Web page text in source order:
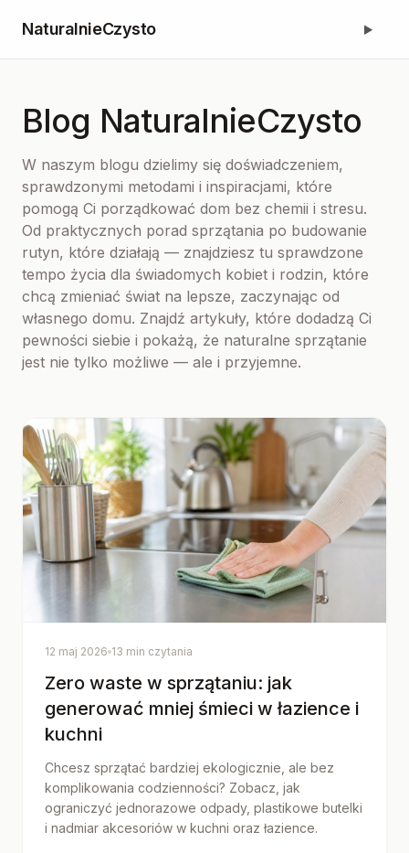
NaturalnieCzysto
Blog NaturalnieCzysto
W naszym blogu dzielimy się doświadczeniem,
sprawdzonymi metodami i inspiracjami, które
pomogą Ci porządkować dom bez chemii i stresu.
Od praktycznych porad sprzątania po budowanie
rutyn, które działają — znajdziesz tu sprawdzone
tempo życia dla świadomych kobiet i rodzin, które
chcą zmieniać świat na lepsze, zaczynając od
własnego domu. Znajdź artykuły, które dodadzą Ci
pewności siebie i pokażą, że naturalne sprzątanie
jest nie tylko możliwe — ale i przyjemne.
12 maj 2026 13 min czytania
Zero waste w sprzątaniu: jak
generować mniej śmieci w łazience i
kuchni
Chcesz sprzątać bardziej ekologicznie, ale bez
komplikowania codzienności? Zobacz, jak
ograniczyć jednorazowe odpady, plastikowe butelki
i nadmiar akcesoriów w kuchni oraz łazience.